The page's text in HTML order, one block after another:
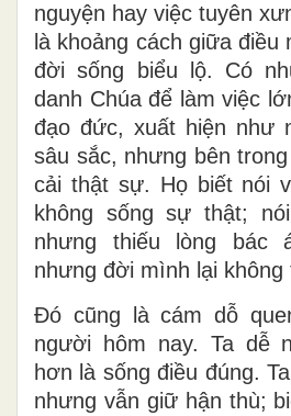
nguyện hay việc tuyên
là khoảng cách giữa điều
đời sống biểu lộ. Có
danh Chúa để làm việc
đạo đức, xuất hiện như
sâu sắc, nhưng bên
cải thật sự. Họ biết nói
không sống sự thật;
nhưng thiếu lòng bác
nhưng đời mình lại không
Đó cũng là cám dỗ
người hôm nay. Ta dễ
hơn là sống điều đúng.
nhưng vẫn giữ hận thù;